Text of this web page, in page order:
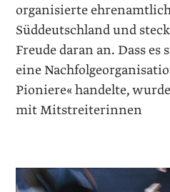
organisierte
Süddeutschland und
Freude daran an. Dass es
eine
Pioniere« handelte,
mit Mitstreiterinnen